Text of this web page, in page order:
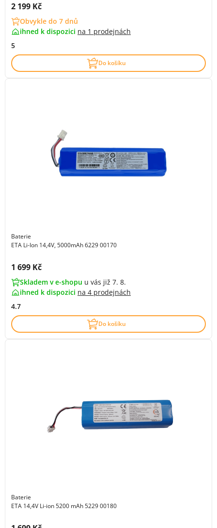
Cena s DPH:
2 199 Kč
Obvykle do 7 dnů
ihned k dispozici na 1 prodejnách
5
Do košíku
Baterie
ETA Li-Ion 14,4V, 5000mAh 6229 00170
Cena s DPH:
1 699 Kč
Skladem v e-shopu u vás již 7. 8.
ihned k dispozici na 4 prodejnách
4.7
Do košíku
Baterie
ETA 14,4V Li-ion 5200 mAh 5229 00180